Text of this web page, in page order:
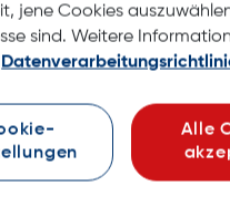
133mm
140mm
ausrichtbar)
jene Cookies
sind. Weitere
Alle